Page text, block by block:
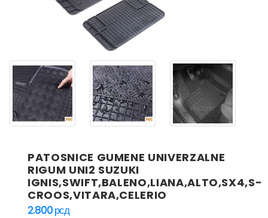
PATOSNICE GUMENE UNIVERZALNE
RIGUM UNI2 SUZUKI
IGNIS,SWIFT,BALENO,LIANA,ALTO,SX4,S-
CROOS,VITARA,CELERIO
2.800рсд